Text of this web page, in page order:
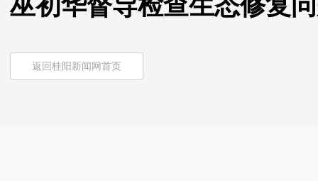
巫初华督导检查生态修复
返回桂阳新闻网首页